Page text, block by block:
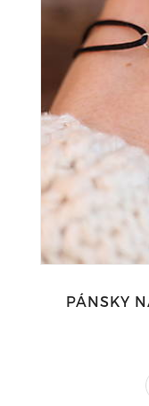
PÁNSKY